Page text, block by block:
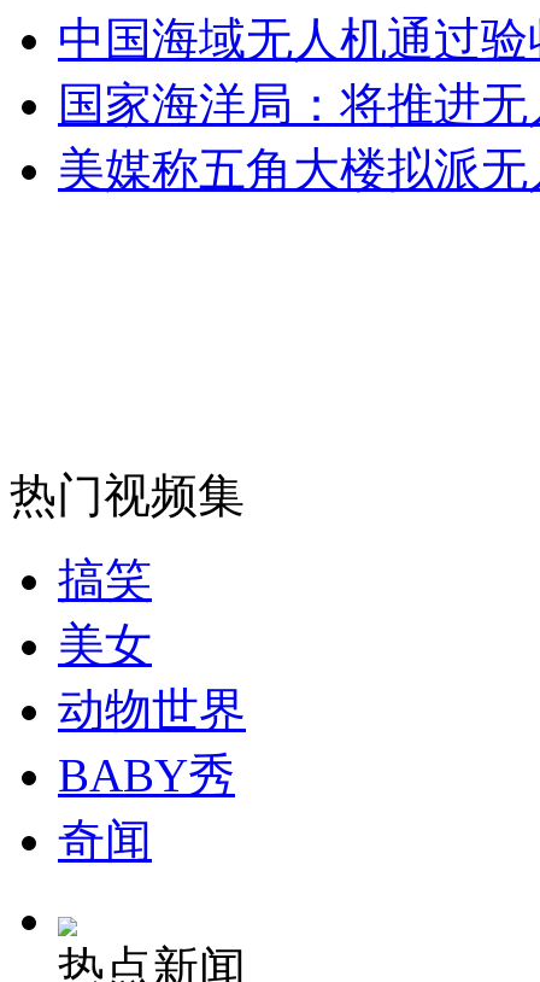
外交部：反对强权政治霸凌主义
外交部：有关国家言论片面不公正
消防员救轻生者 花炮节热闹非凡
纽约上演“枕头大战”
司机酒驾遇交警 急速倒车逃窜
中国海域无人机通过
国家海洋局：将推进
美媒称五角大楼拟派
热门视频集
搞笑
美女
动物世界
BABY秀
奇闻
热点新闻